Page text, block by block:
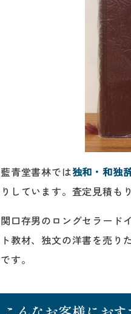
藍青堂書林では独和・和独
りしています。査定見積も
関口存男のロングセラード
ト教材、独文の洋書を売
です。